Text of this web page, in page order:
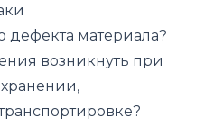
дефекта материала?
возникнуть при